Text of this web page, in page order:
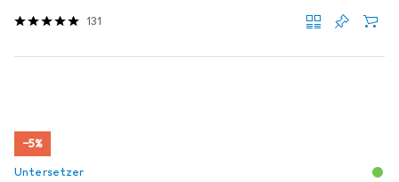
131
−5%
Untersetzer